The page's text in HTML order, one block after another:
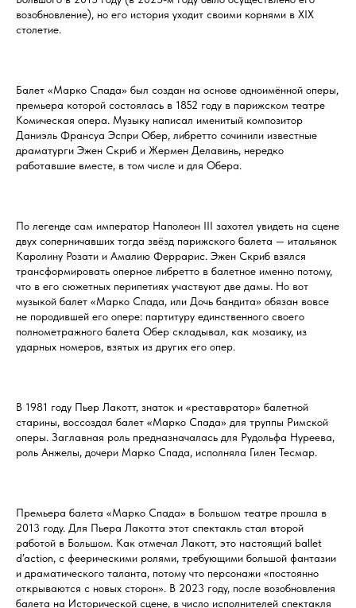
возобновление), но его история уходит своими корнями в XIX
столетие.
Балет «Марко Спада» был создан на основе одноимённой оперы,
премьера которой состоялась в 1852 году в парижском театре
Комическая опера. Музыку написал именитый композитор
Даниэль Франсуа Эспри Обер, либретто сочинили известные
драматурги Эжен Скриб и Жермен Делавинь, нередко
работавшие вместе, в том числе и для Обера.
По легенде сам император Наполеон III захотел увидеть на сцене
двух соперничавших тогда звёзд парижского балета — итальянок
Каролину Розати и Амалию Феррарис. Эжен Скриб взялся
трансформировать оперное либретто в балетное именно потому,
что в его сюжетных перипетиях участвуют две дамы. Но вот
музыкой балет «Марко Спада, или Дочь бандита» обязан вовсе
не породившей его опере: партитуру единственного своего
полнометражного балета Обер складывал, как мозаику, из
ударных номеров, взятых из других его опер.
В 1981 году Пьер Лакотт, знаток и «реставратор» балетной
старины, воссоздал балет «Марко Спада» для труппы Римской
оперы. Заглавная роль предназначалась для Рудольфа Нуреева,
роль Анжелы, дочери Марко Спада, исполняла Гилен Тесмар.
Премьера балета «Марко Спада» в Большом театре прошла в
2013 году. Для Пьера Лакотта этот спектакль стал второй
работой в Большом. Как отмечал Лакотт, это настоящий ballet
d’action, с феерическими ролями, требующими большой фантазии
и драматического таланта, потому что персонажи «постоянно
открываются с новых сторон». В 2023 году, после возобновления
балета на Исторической сцене, в число исполнителей спектакля